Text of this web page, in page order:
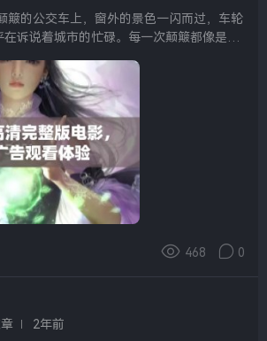
诉说着城市的忙碌。每一次颠簸都像是生
瞬间都值得珍惜。...
468 0
2年前